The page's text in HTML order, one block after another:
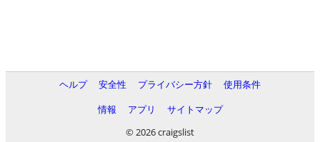
ヘルプ 安全性 プライバシー方針
使用条件
情報
アプリ
サイトマップ
© 2026 craigslist